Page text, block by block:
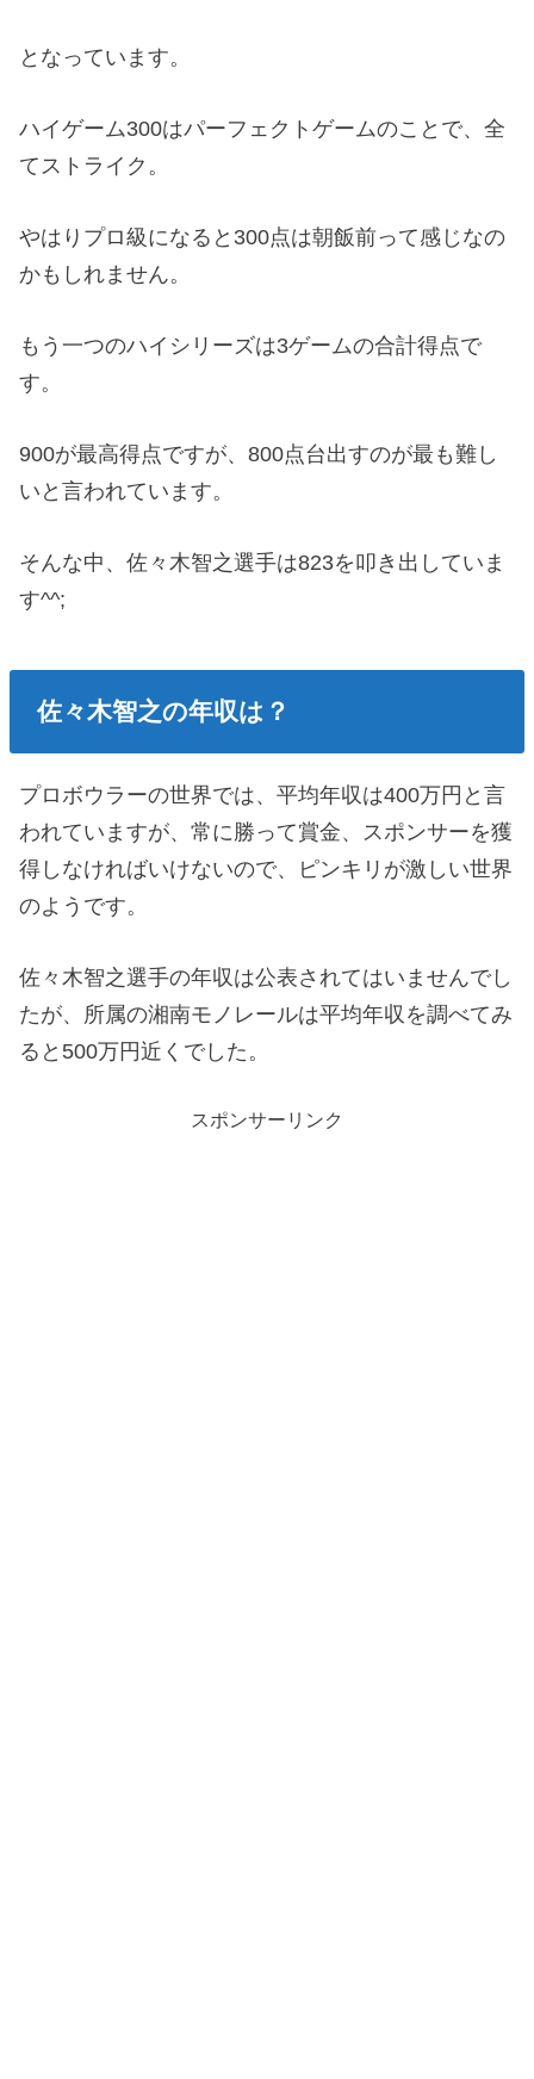
となっています。
ハイゲーム300はパーフェクトゲームのことで、全
てストライク。
やはりプロ級になると300点は朝飯前って感じなの
かもしれません。
もう一つのハイシリーズは3ゲームの合計得点で
す。
900が最高得点ですが、800点台出すのが最も難し
いと言われています。
そんな中、佐々木智之選手は823を叩き出していま
す^^;
佐々木智之の年収は？
プロボウラーの世界では、平均年収は400万円と言
われていますが、常に勝って賞金、スポンサーを獲
得しなければいけないので、ピンキリが激しい世界
のようです。
佐々木智之選手の年収は公表されてはいませんでし
たが、所属の湘南モノレールは平均年収を調べてみ
ると500万円近くでした。
スポンサーリンク